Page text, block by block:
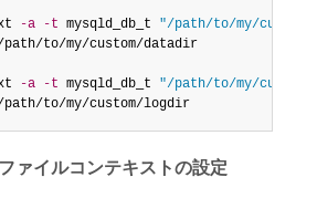
-a -t mysqld_db_t "/path/to/my/
to/my/custom/datadir
-a -t mysqld_db_t "/path/to/my/
to/my/custom/logdir
ァイルコンテキストの設定